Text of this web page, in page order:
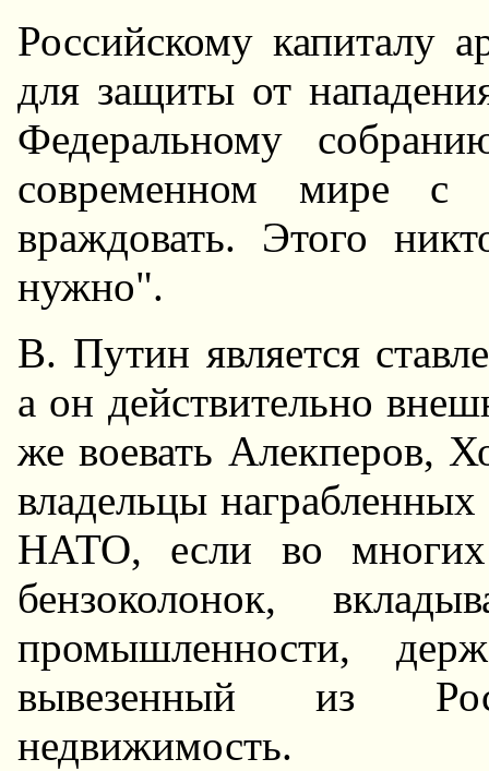
Российскому капиталу
для защиты от
Федеральному
современном мире с
враждовать. Этого
нужно".
В. Путин является
а он действительно
же воевать Алекперов,
владельцы
HАТО, если во
бензоколонок,
промышленности,
вывезенный из
недвижимость.